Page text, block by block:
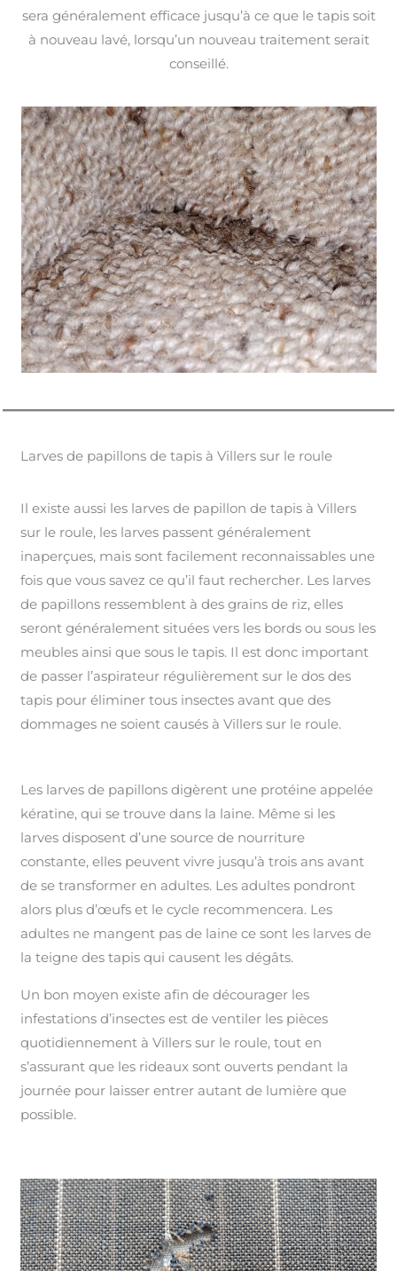
sera généralement efficace jusqu’à ce que le tapis soit
à nouveau lavé, lorsqu’un nouveau traitement serait
conseillé.
Larves de papillons de tapis à Villers sur le roule
Il existe aussi les larves de papillon de tapis à Villers
sur le roule, les larves passent généralement
inaperçues, mais sont facilement reconnaissables une
fois que vous savez ce qu’il faut rechercher. Les larves
de papillons ressemblent à des grains de riz, elles
seront généralement situées vers les bords ou sous les
meubles ainsi que sous le tapis. Il est donc important
de passer l’aspirateur régulièrement sur le dos des
tapis pour éliminer tous insectes avant que des
dommages ne soient causés à Villers sur le roule.
Les larves de papillons digèrent une protéine appelée
kératine, qui se trouve dans la laine. Même si les
larves disposent d’une source de nourriture
constante, elles peuvent vivre jusqu’à trois ans avant
de se transformer en adultes. Les adultes pondront
alors plus d’œufs et le cycle recommencera. Les
adultes ne mangent pas de laine ce sont les larves de
la teigne des tapis qui causent les dégâts.
Un bon moyen existe afin de décourager les
infestations d’insectes est de ventiler les pièces
quotidiennement à Villers sur le roule, tout en
s’assurant que les rideaux sont ouverts pendant la
journée pour laisser entrer autant de lumière que
possible.